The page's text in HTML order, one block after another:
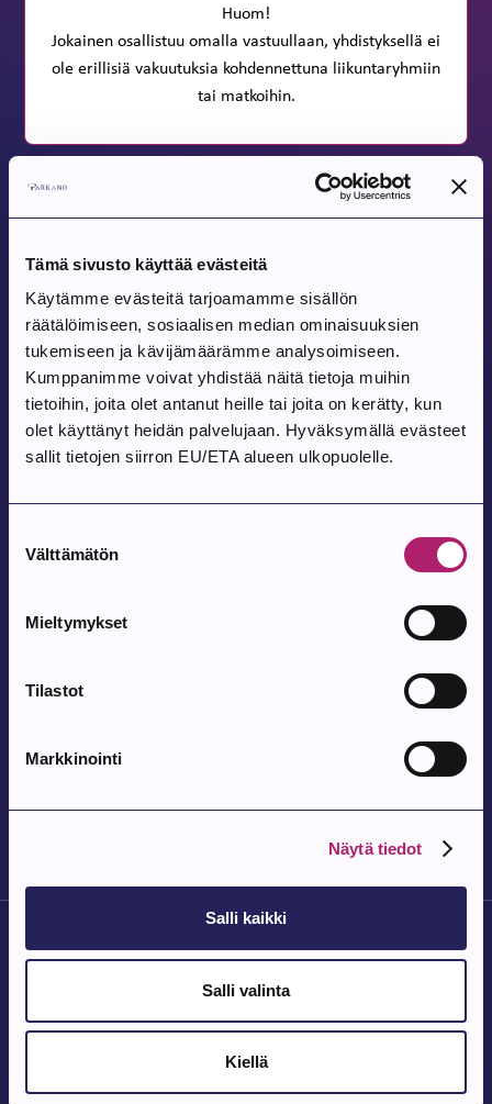
Tämä sivusto käyttää evästeitä
Käytämme evästeitä tarjoamamme sisällön
räätälöimiseen, sosiaalisen median ominaisuuksien
tukemiseen ja kävijämäärämme analysoimiseen.
Kumppanimme voivat yhdistää näitä tietoja muihin
tietoihin, joita olet antanut heille tai joita on kerätty, kun
olet käyttänyt heidän palvelujaan. Hyväksymällä evästeet
sallit tietojen siirron EU/ETA alueen ulkopuolelle.
valinta
Välttämätön
Mieltymykset
Tilastot
Markkinointi
Näytä tiedot
Salli kaikki
Salli valinta
Kiellä
Huom!
Jokainen osallistuu omalla vastuullaan, yhdistyksellä ei
ole erillisiä vakuutuksia kohdennettuna liikuntaryhmiin
tai matkoihin.
Tulevat tapahtumat
Tapahtuma alkaa:
9.8.2026
Pohjois-Parkanon Maalaismarkkinat 35-
vuotta
Pohjois-Parkanon Kylätalo Vatajantie 191, 39750 Kuivasjärvi
Satutuokio
Bingo
Parkanon kirjasto, Elämystila
Parkanontie 37